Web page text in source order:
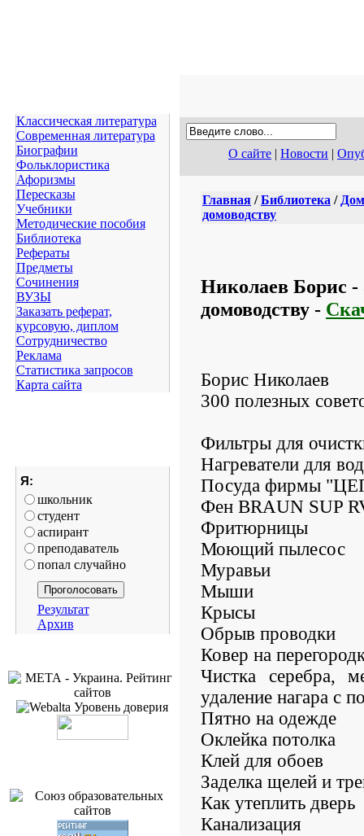
Классическая литература
Современная литература
Биографии
Фольклористика
Афоризмы
Пересказы
Учебники
Методические пособия
Библиотека
Рефераты
Предметы
Сочинения
ВУЗЫ
Заказать реферат,
курсовую, диплом
Сотрудничество
Реклама
Статистика запросов
Карта сайта
Я:
школьник
студент
аспирант
преподаватель
попал случайно
Результат
Архив
О сайте | Новости |
Главная /Библиотека /
домоводству
Николаев Борис -
домоводству -
Борис Николаев
300 полезных
Фильтры для
Нагреватели для
Посуда фиpмы
Фен BRAUN SUP
Фритюрницы
Моющий пылесос
Муравьи
Мыши
Крысы
Обрыв проводки
Ковеp на
Чистка серебра,
удаление нагара с
Пятно на одежде
Оклейка потолка
Клей для обоев
Заделка щелей и
Как утеплить дверь
Канализация